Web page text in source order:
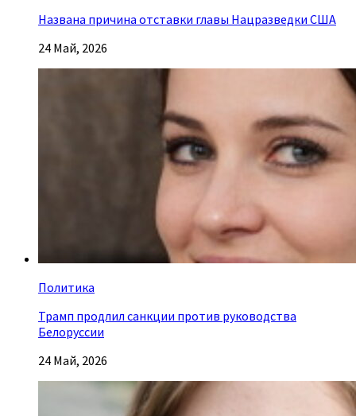
Названа причина отставки главы Нацразведки США
24 Май, 2026
Политика
Трамп продлил санкции против руководства
Белоруссии
24 Май, 2026